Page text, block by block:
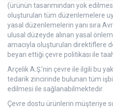
(ürünün tasarımından yok
oluşturulan tüm düzenlemelere
yasal düzenlemelerin yanı sıra
ulusal düzeyde alınan yasal
amacıyla oluşturulan direktiflere
beyan ettiği çevre politikası ile
Arçelik A.Ş.’nin çevre ile ilgili bu
tedarik zincirinde bulunan tüm
edilmesi ile sağlanabilmektedir.
Çevre dostu ürünlerin müşteriye